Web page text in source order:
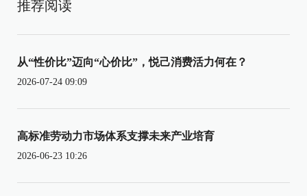
推荐阅读
从“性价比”迈向“心价比”，悦己消费活力何在？
2026-07-24 09:09
高标准劳动力市场体系支撑未来产业培育
2026-06-23 10:26